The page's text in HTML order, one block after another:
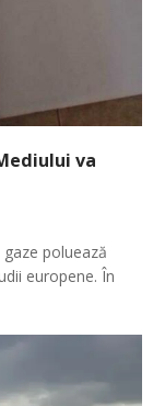
va
poluează
europene. În